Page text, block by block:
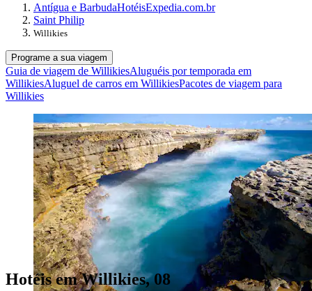
Antígua e BarbudaHotéisExpedia.com.br
Saint Philip
Willikies
Programe a sua viagem
Guia de viagem de WillikiesAluguéis por temporada em
WillikiesAluguel de carros em WillikiesPacotes de viagem para
Willikies
Hotéis em Willikies, 08